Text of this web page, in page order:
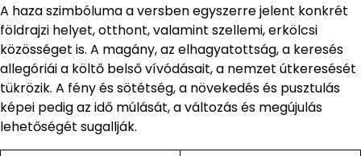
A haza szimbóluma a versben egyszerre jelent konkrét
földrajzi helyet, otthont, valamint szellemi, erkölcsi
közösséget is. A magány, az elhagyatottság, a keresés
allegóriái a költő belső vívódásait, a nemzet útkeresését
tükrözik. A fény és sötétség, a növekedés és pusztulás
képei pedig az idő múlását, a változás és megújulás
lehetőségét sugallják.